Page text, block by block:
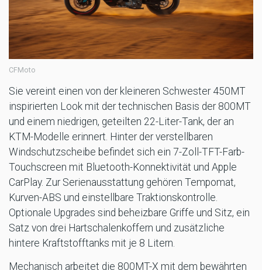
CFMoto
Sie vereint einen von der kleineren Schwester 450MT
inspirierten Look mit der technischen Basis der 800MT
und einem niedrigen, geteilten 22-Liter-Tank, der an
KTM-Modelle erinnert. Hinter der verstellbaren
Windschutzscheibe befindet sich ein 7-Zoll-TFT-Farb-
Touchscreen mit Bluetooth-Konnektivität und Apple
CarPlay. Zur Serienausstattung gehören Tempomat,
Kurven-ABS und einstellbare Traktionskontrolle.
Optionale Upgrades sind beheizbare Griffe und Sitz, ein
Satz von drei Hartschalenkoffern und zusätzliche
hintere Kraftstofftanks mit je 8 Litern.
Mechanisch arbeitet die 800MT-X mit dem bewährten